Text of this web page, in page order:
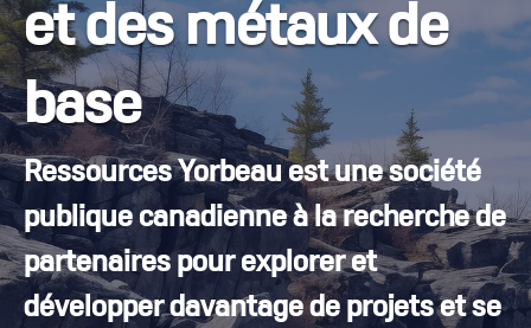
et des métaux de
base
Ressources Yorbeau est une société
publique canadienne à la recherche de
partenaires pour explorer et
développer davantage de projets et se